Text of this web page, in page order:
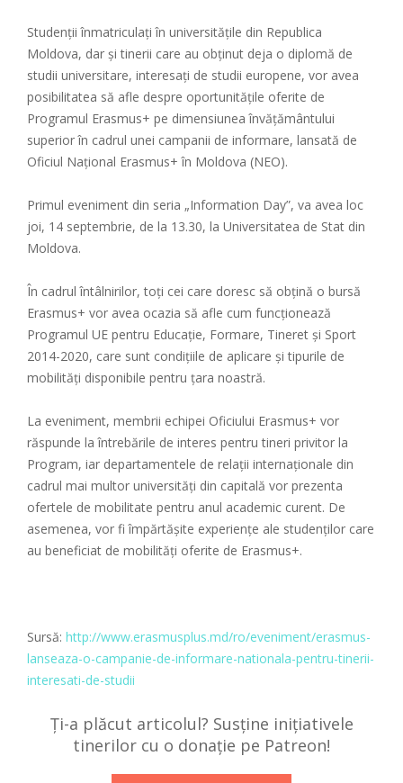
Studenții înmatriculați în universitățile din Republica
Moldova, dar și tinerii care au obținut deja o diplomă de
studii universitare, interesați de studii europene, vor avea
posibilitatea să afle despre oportunitățile oferite de
Programul Erasmus+ pe dimensiunea învățământului
superior în cadrul unei campanii de informare, lansată de
Oficiul Național Erasmus+ în Moldova (NEO).
Primul eveniment din seria „Information Day”, va avea loc
joi, 14 septembrie, de la 13.30, la Universitatea de Stat din
Moldova.
În cadrul întâlnirilor, toți cei care doresc să obțină o bursă
Erasmus+ vor avea ocazia să afle cum funcționează
Programul UE pentru Educație, Formare, Tineret și Sport
2014-2020, care sunt condițiile de aplicare și tipurile de
mobilități disponibile pentru țara noastră.
La eveniment, membrii echipei Oficiului Erasmus+ vor
răspunde la întrebările de interes pentru tineri privitor la
Program, iar departamentele de relații internaționale din
cadrul mai multor universități din capitală vor prezenta
ofertele de mobilitate pentru anul academic curent. De
asemenea, vor fi împărtășite experiențe ale studenților care
au beneficiat de mobilități oferite de Erasmus+.
Sursă: http://www.erasmusplus.md/ro/eveniment/erasmus-
lanseaza-o-campanie-de-informare-nationala-pentru-tinerii-
interesati-de-studii
Ți-a plăcut articolul? Susține inițiativele
tinerilor cu o donație pe Patreon!